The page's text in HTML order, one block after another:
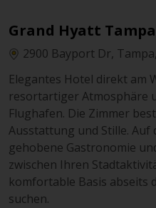
Grand Hyatt Tampa
2900 Bayport Dr,
Elegantes Hotel direkt am
resortartiger Atmosphäre
Flughafen. Die Zimmer
Ausstattung und Stille. Auf
gehobene Gastronomie
zwischen Ihren
komfortable Basis abseits
suchen.